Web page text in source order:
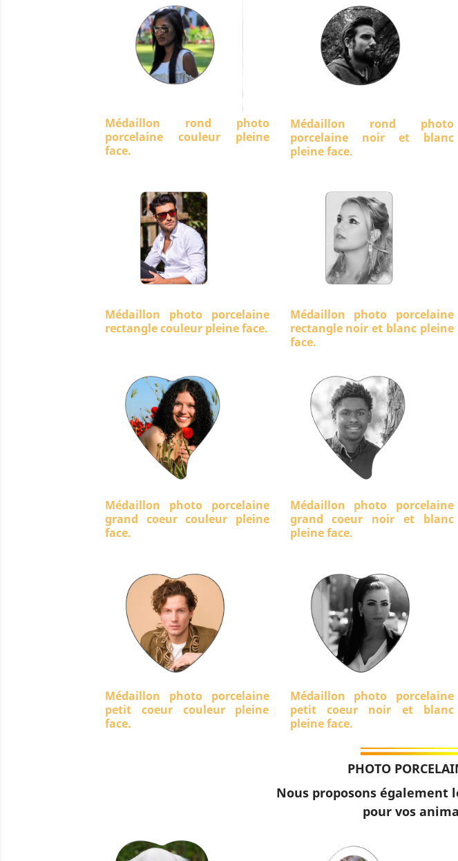
Médaillon rond photo
porcelaine couleur pleine
face.
Médaillon rond photo
porcelaine noir et blanc
pleine face.
Médaillon photo porcelaine
rectangle couleur pleine face.
Médaillon photo porcelaine
rectangle noir et blanc pleine
face.
Médaillon photo porcelaine
grand coeur couleur pleine
face.
Médaillon photo porcelaine
grand coeur noir et blanc
pleine face.
Médaillon photo porcelaine
petit coeur couleur pleine
face.
Médaillon photo porcelaine
petit coeur noir et blanc
pleine face.
PHOTO
Nous proposons également
pour vos